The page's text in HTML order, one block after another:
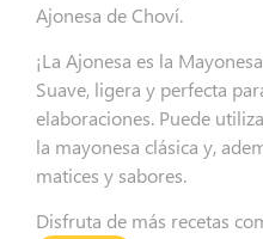
Ajonesa de Choví.
¡La Ajonesa es la
Suave, ligera y perfecta
elaboraciones. Puede
la mayonesa clásica y,
matices y sabores.
Disfruta de más recetas